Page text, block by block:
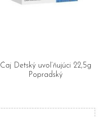
Čaj Detský uvoľňujúci 22,5g
Popradský